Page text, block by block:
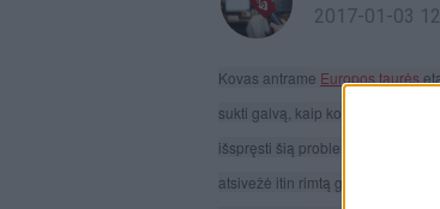
2017-01-03
Kovas antrame Europos taurės
sukti galvą, kaip kompensuoti
išspręsti šią problemą, gali
atsivežė itin rimtą ginklą –